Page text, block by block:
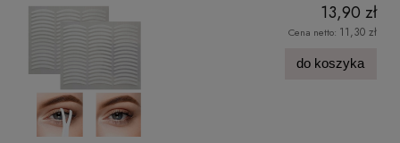
13,90 zł
Cena netto: 11,30 zł
do koszyka